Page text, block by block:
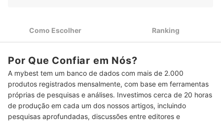
4
Se Pretende Fazer Atividades Mais Longas, Procure Cantis
5 Modelos com Alça ou Passador de Cinto São Mais Práticos
6 Confira Também Se a Tampa É Presa ao Cantil
Top 10 Melhores Cantis
Veja Como Higienizar o seu Cantil
Como Escolher Ranking
Por Que Confiar em Nós?
A mybest tem um banco de dados com mais de 2.000
produtos registrados mensalmente, com base em ferramentas
próprias de pesquisas e análises. Investimos cerca de 20 horas
de produção em cada um dos nossos artigos, incluindo
pesquisas aprofundadas, discussões entre editores e